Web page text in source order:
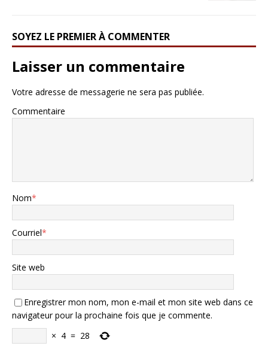
SOYEZ LE PREMIER À COMMENTER
Laisser un commentaire
Votre adresse de messagerie ne sera pas publiée.
Commentaire
Nom*
Courriel*
Site web
Enregistrer mon nom, mon e-mail et mon site web dans ce
navigateur pour la prochaine fois que je commente.
× 4 = 28